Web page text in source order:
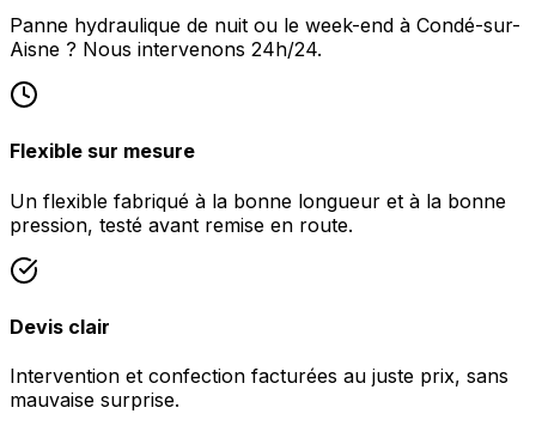
Panne hydraulique de nuit ou le week-end à Condé-sur-
Aisne ? Nous intervenons 24h/24.
Flexible sur mesure
Un flexible fabriqué à la bonne longueur et à la bonne
pression, testé avant remise en route.
Devis clair
Intervention et confection facturées au juste prix, sans
mauvaise surprise.